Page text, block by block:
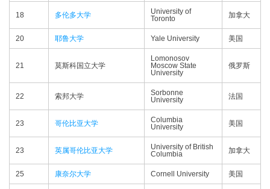
18 多伦多大学
University of
Toronto
加拿大
20 耶鲁大学 Yale University 美国
21 莫斯科国立大学
Lomonosov
Moscow State
University
俄罗斯
22 索邦大学
Sorbonne
University
法国
23 哥伦比亚大学
Columbia
University
美国
23 英属哥伦比亚大学
University of British
Columbia
加拿大
25 康奈尔大学 Cornell University 美国